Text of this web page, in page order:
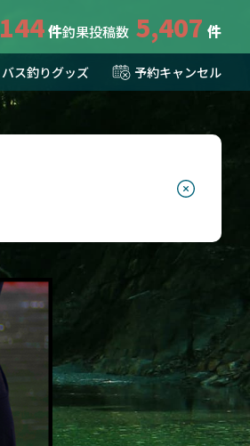
144 釣果投稿数 5,407
バス釣りグッズ 予約キャンセル